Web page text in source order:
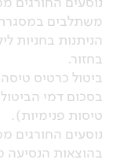
משתלבים במסגרת
הניתנות בחניות
בחזור.
ביטול כרטיס
בסכום דמי
טיסות פנימיות).
נוסעים החורגים
בהוצאות